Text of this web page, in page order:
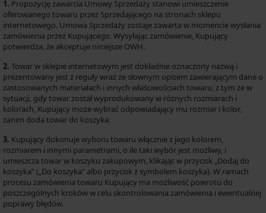
1. Propozycję zawarcia Umowy Sprzedaży stanowi umieszczenie
oferowanego towaru przez Sprzedającego na stronach sklepu
internetowego. Umowa Sprzedaży zostaje zawarta w momencie wysłania
zamówienia przez Kupującego. Wysyłając zamówienie, Kupujący
potwierdza, że akceptuje niniejsze OWH.
2. Towar w sklepie internetowym jest dokładnie oznaczony nazwą i
prezentowany jest z reguły wraz ze słownym opisem zawierającym dane o
zastosowanych materiałach i innych właściwościach towaru, z tym że w
sytuacji, gdy towar został wyprodukowany w różnych rozmiarach i
kolorach, Kupujący może wybrać odpowiadający mu rozmiar i kolor,
zanim doda towar do koszyka.
3. Kupujący dokonuje wyboru towaru włącznie z jego kolorem,
rozmiarem i innymi parametrami, o ile taki wybór jest możliwy, i
umieszcza towar w koszyku zakupowym, klikając w przycisk „Dodaj do
koszyka” („Do koszyka” albo przycisk z symbolem koszyka). W ramach
procesu zamówienia towaru Kupujący ma możliwość powrotu do
poszczególnych kroków w celu skontrolowania zamówienia i ewentualnej
poprawy błędów.